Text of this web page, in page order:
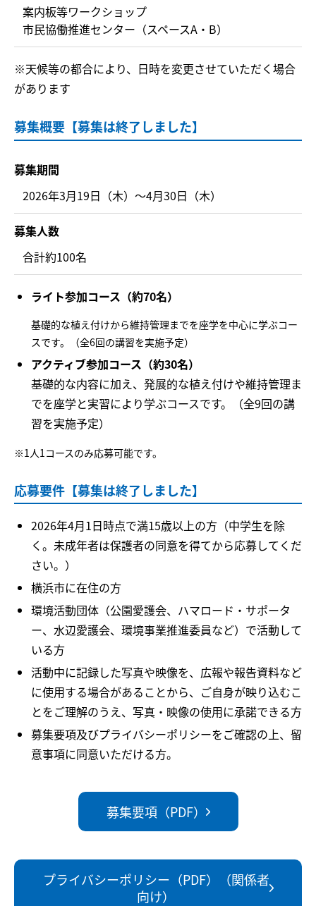
案内板等ワークショップ
市民協働推進センター（スペースA・B）
※天候等の都合により、日時を変更させていただく場合
があります
募集概要【募集は終了しました】
募集期間
2026年3月19日（木）～4月30日（木）
募集人数
合計約100名
ライト参加コース（約70名）
基礎的な植え付けから維持管理までを座学を中心に学ぶコー
スです。（全6回の講習を実施予定）
アクティブ参加コース（約30名）
基礎的な内容に加え、発展的な植え付けや維持管理ま
でを座学と実習により学ぶコースです。（全9回の講
習を実施予定）
※1人1コースのみ応募可能です。
応募要件【募集は終了しました】
2026年4月1日時点で満15歳以上の方（中学生を除
く。未成年者は保護者の同意を得てから応募してくだ
さい。）
横浜市に在住の方
環境活動団体（公園愛護会、ハマロード・サポータ
ー、水辺愛護会、環境事業推進委員など）で活動して
いる方
活動中に記録した写真や映像を、広報や報告資料など
に使用する場合があることから、ご自身が映り込むこ
とをご理解のうえ、写真・映像の使用に承諾できる方
募集要項及びプライバシーポリシーをご確認の上、留
意事項に同意いただける方。
募集要項（PDF）
プライバシーポリシー（PDF）（関係者
向け）